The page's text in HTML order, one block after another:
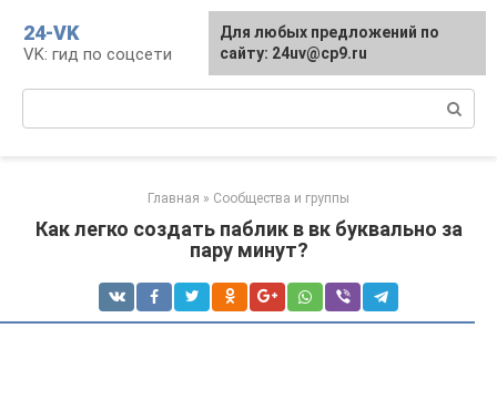
контенту
24-VK
VK: гид по соцсети
Главная » Сообщества и группы
Как легко создать паблик в вк буквально за
пару минут?
Для любых предложений по
сайту: 24uv@cp9.ru